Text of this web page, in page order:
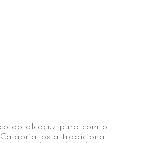
do alcaçuz puro com o
pela tradicional